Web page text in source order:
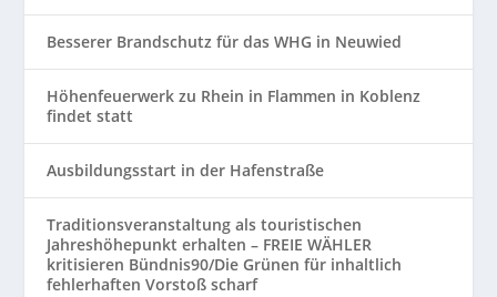
Besserer Brandschutz für das WHG in Neuwied
Höhenfeuerwerk zu Rhein in Flammen in Koblenz
findet statt
Ausbildungsstart in der Hafenstraße
Traditionsveranstaltung als touristischen
Jahreshöhepunkt erhalten – FREIE WÄHLER
kritisieren Bündnis90/Die Grünen für inhaltlich
fehlerhaften Vorstoß scharf